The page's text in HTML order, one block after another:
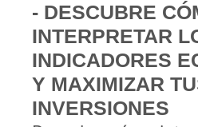
- DESCUBRE
INTERPRETAR
INDICADORES
Y MAXIMIZAR
INVERSIONES